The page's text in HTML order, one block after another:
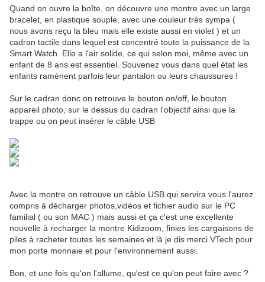
Quand on ouvre la boîte, on découvre une montre avec un large
bracelet, en plastique souple, avec une couleur très sympa (
nous avons reçu la bleu mais elle existe aussi en violet ) et un
cadran tactile dans lequel est concentré toute la puissance de la
Smart Watch. Elle a l'air solide, ce qui selon moi, même avec un
enfant de 8 ans est essentiel. Souvenez vous dans quel état les
enfants ramènent parfois leur pantalon ou leurs chaussures !
Sur le cadran donc on retrouve le bouton on/off, le bouton
appareil photo, sur le dessus du cadran l'objectif ainsi que la
trappe ou on peut insérer le câble USB
Avec la montre on retrouve un câble USB qui servira vous l'aurez
compris à décharger photos,vidéos et fichier audio sur le PC
familial ( ou son MAC ) mais aussi et ça c'est une excellente
nouvelle à recharger la montre Kidizoom, finies les cargaisons de
piles à racheter toutes les semaines et là je dis merci VTech pour
mon porte monnaie et pour l'environnement aussi.
Bon, et une fois qu'on l'allume, qu'est ce qu'on peut faire avec ?